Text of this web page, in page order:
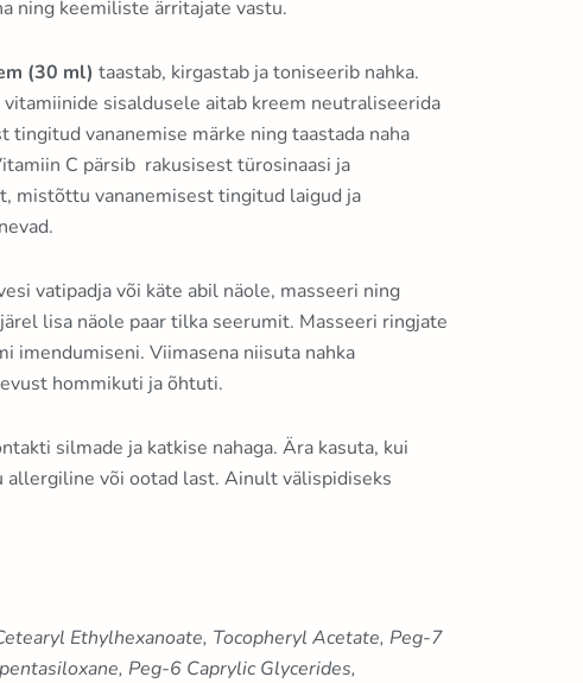
ning keemiliste ärritajate vastu.
(30 ml) taastab, kirgastab ja toniseerib nahka.
sisaldusele aitab kreem neutraliseerida
tingitud vananemise märke ning taastada naha
C pärsib rakusisest türosinaasi ja
mistõttu vananemisest tingitud laigud ja
vatipadja või käte abil näole, masseeri ning
lisa näole paar tilka seerumit. Masseeri ringjate
imendumiseni. Viimasena niisuta nahka
hommikuti ja õhtuti.
silmade ja katkise nahaga. Ära kasuta, kui
allergiline või ootad last. Ainult välispidiseks
Ethylhexanoate, Tocopheryl Acetate, Peg-7
Peg-6 Caprylic Glycerides,